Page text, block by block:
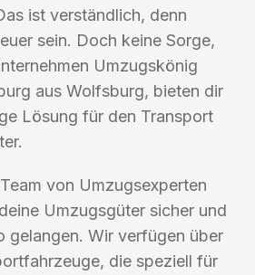
ist verständlich, denn
sein. Doch keine Sorge,
Umzugskönig
aus Wolfsburg, bieten dir
Lösung für den Transport
von Umzugsexperten
Umzugsgüter sicher und
gelangen. Wir verfügen über
die speziell für